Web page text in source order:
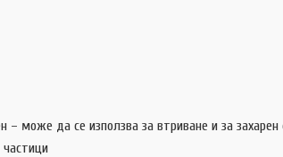
– може да се използва за втриване и за захарен